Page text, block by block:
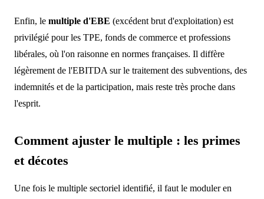
Enfin, le multiple d'EBE (excédent brut d'exploitation) est
privilégié pour les TPE, fonds de commerce et professions
libérales, où l'on raisonne en normes françaises. Il diffère
légèrement de l'EBITDA sur le traitement des subventions, des
indemnités et de la participation, mais reste très proche dans
l'esprit.
Comment ajuster le multiple : les primes
et décotes
Une fois le multiple sectoriel identifié, il faut le moduler en